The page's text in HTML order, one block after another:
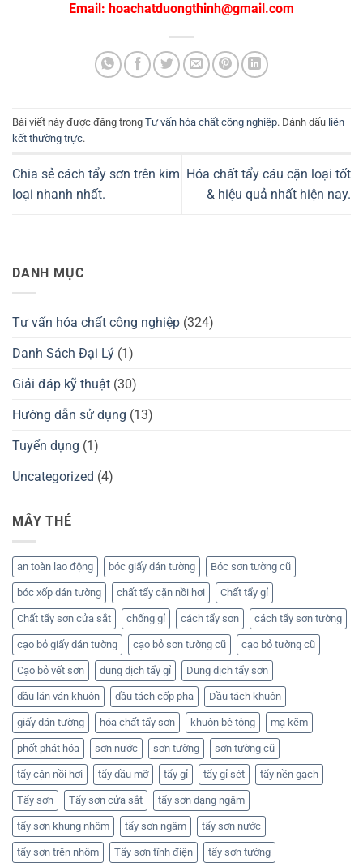
Email: hoachatduongthinh@gmail.com
Bài viết này được đăng trong Tư vấn hóa chất công nghiệp. Đánh dấu liên
kết thường trực.
Chia sẻ cách tẩy sơn trên kim
loại nhanh nhất.
Hóa chất tẩy cáu cặn loại tốt
& hiệu quả nhất hiện nay.
DANH MỤC
Tư vấn hóa chất công nghiệp (324)
Danh Sách Đại Lý (1)
Giải đáp kỹ thuật (30)
Hướng dẫn sử dụng (13)
Tuyển dụng (1)
Uncategorized (4)
MÂY THẺ
an toàn lao động bóc giấy dán tường Bóc sơn tường cũ
bóc xốp dán tường chất tẩy cặn nồi hơi Chất tẩy gỉ
Chất tẩy sơn cửa sắt chống gỉ cách tẩy sơn cách tẩy sơn tường
cạo bỏ giấy dán tường cạo bỏ sơn tường cũ cạo bỏ tường cũ
Cạo bỏ vết sơn dung dịch tẩy gỉ Dung dịch tẩy sơn
dầu lăn ván khuôn dầu tách cốp pha Dầu tách khuôn
giấy dán tường hóa chất tẩy sơn khuôn bê tông mạ kẽm
phốt phát hóa sơn nước sơn tường sơn tường cũ
tẩy cặn nồi hơi tẩy dầu mỡ tẩy gỉ tẩy gỉ sét tẩy nền gạch
Tẩy sơn Tẩy sơn cửa sắt tẩy sơn dạng ngâm
tẩy sơn khung nhôm tẩy sơn ngâm tẩy sơn nước
tẩy sơn trên nhôm Tẩy sơn tĩnh điện tẩy sơn tường